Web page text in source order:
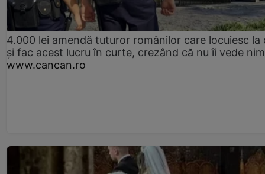
4.000 lei amendă tuturor românilor care locuiesc la
și fac acest lucru în curte, crezând că nu îi vede
www.cancan.ro